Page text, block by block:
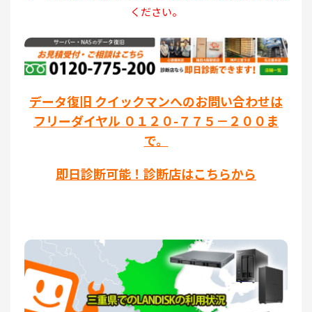
ください。
データ復旧 クイックマンへのお問い合わせは
フリーダイヤル ０１２０-７７５－２００ま
で。
即日診断可能！診断店はこちらから